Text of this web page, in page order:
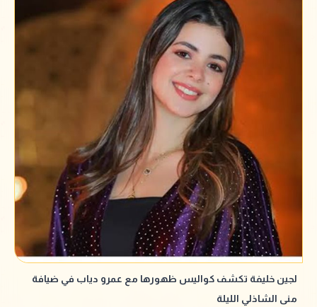
لجين خليفة تكشف كواليس ظهورها مع عمرو دياب في ضيافة
منى الشاذلي الليلة